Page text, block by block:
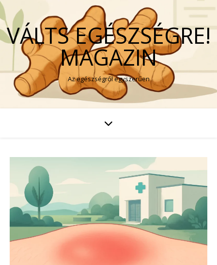
VÁLTS EGÉSZSÉGRE!
MAGAZIN
Az egészségről egyszerűen